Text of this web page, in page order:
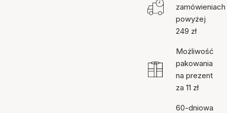
zamówieniach
powyżej
249 zł
Możliwość
pakowania
na prezent
za 11 zł
60-dniowa